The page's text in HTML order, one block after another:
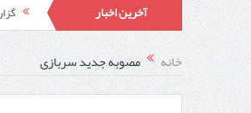
آخرین اخبار
طرز
خانه مصوبه جدید سربازی